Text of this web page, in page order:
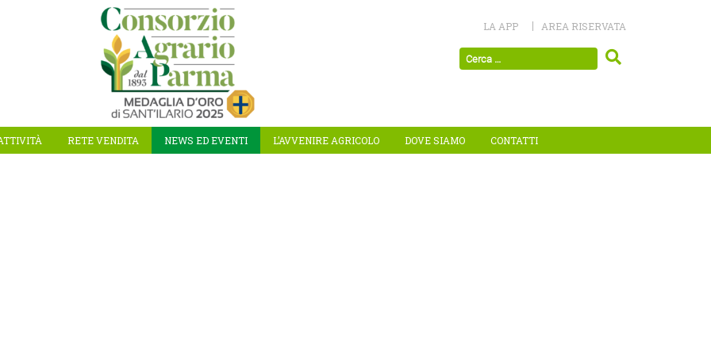
LA APP AREA RISERVATA
RETE VENDITA NEWS ED EVENTI L’AVVENIRE AGRICOLO DOVE SIAMO CONTATTI